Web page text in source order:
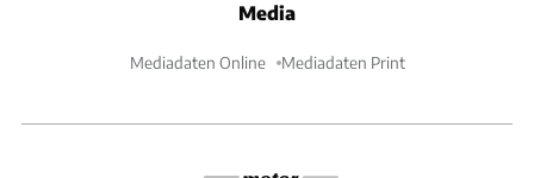
Media
Mediadaten Online Mediadaten Print